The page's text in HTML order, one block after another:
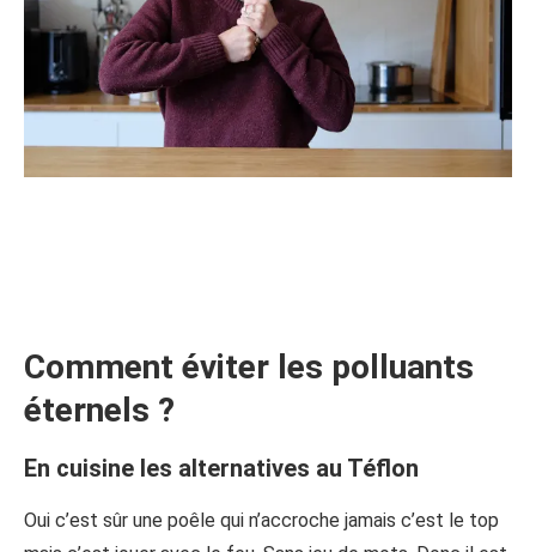
Comment éviter les polluants
éternels ?
En cuisine les alternatives au Téflon
Oui c’est sûr une poêle qui n’accroche jamais c’est le top